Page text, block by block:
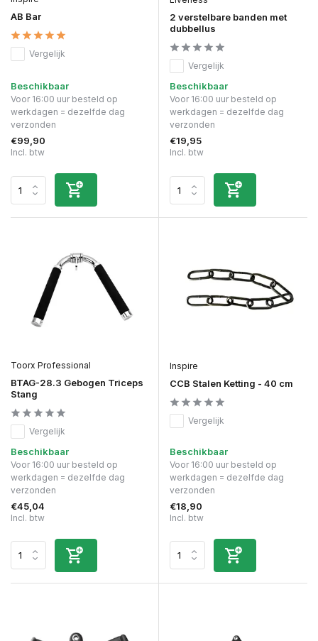
AB Bar
Vergelijk
Beschikbaar
Voor 16:00 uur besteld op
werkdagen = dezelfde dag
verzonden
€99,90
Incl. btw
2 verstelbare banden met
dubbellus
Vergelijk
Beschikbaar
Voor 16:00 uur besteld op
werkdagen = dezelfde dag
verzonden
€19,95
Incl. btw
Toorx Professional
BTAG-28.3 Gebogen Triceps
Stang
Vergelijk
Beschikbaar
Voor 16:00 uur besteld op
werkdagen = dezelfde dag
verzonden
€45,04
Incl. btw
Inspire
CCB Stalen Ketting - 40 cm
Vergelijk
Beschikbaar
Voor 16:00 uur besteld op
werkdagen = dezelfde dag
verzonden
€18,90
Incl. btw